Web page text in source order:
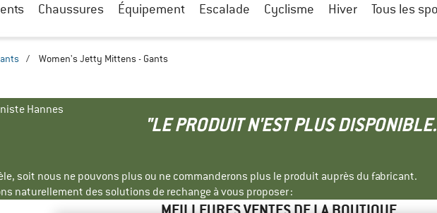
Chaussures Équipement Escalade Cyclisme Hiver Tous les
/ Women's Jetty Mittens - Gants
Hannes
"LE PRODUIT N'EST PLUS
soit nous ne pouvons plus ou ne commanderons plus le produit auprès du fabricant.
naturellement des solutions de rechange à vous proposer :